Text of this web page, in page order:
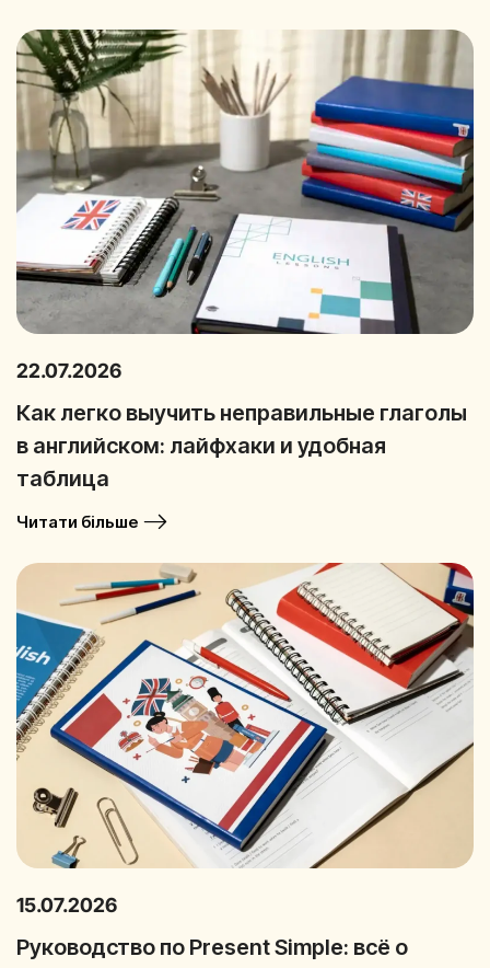
22.07.2026
Как легко выучить неправильные глаголы
в английском: лайфхаки и удобная
таблица
Читати більше
15.07.2026
Руководство по Present Simple: всё о